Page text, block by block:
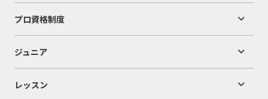
プロ資格制度
ジュニア
レッスン